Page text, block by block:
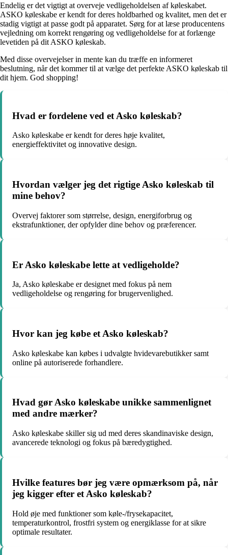
Endelig er det vigtigt at overveje vedligeholdelsen af køleskabet.
ASKO køleskabe er kendt for deres holdbarhed og kvalitet, men det er
stadig vigtigt at passe godt på apparatet. Sørg for at læse producentens
vejledning om korrekt rengøring og vedligeholdelse for at forlænge
levetiden på dit ASKO køleskab.
Med disse overvejelser in mente kan du træffe en informeret
beslutning, når det kommer til at vælge det perfekte ASKO køleskab til
dit hjem. God shopping!
Hvad er fordelene ved et Asko køleskab?
Asko køleskabe er kendt for deres høje kvalitet,
energieffektivitet og innovative design.
Hvordan vælger jeg det rigtige Asko køleskab til
mine behov?
Overvej faktorer som størrelse, design, energiforbrug og
ekstrafunktioner, der opfylder dine behov og præferencer.
Er Asko køleskabe lette at vedligeholde?
Ja, Asko køleskabe er designet med fokus på nem
vedligeholdelse og rengøring for brugervenlighed.
Hvor kan jeg købe et Asko køleskab?
Asko køleskabe kan købes i udvalgte hvidevarebutikker samt
online på autoriserede forhandlere.
Hvad gør Asko køleskabe unikke sammenlignet
med andre mærker?
Asko køleskabe skiller sig ud med deres skandinaviske design,
avancerede teknologi og fokus på bæredygtighed.
Hvilke features bør jeg være opmærksom på, når
jeg kigger efter et Asko køleskab?
Hold øje med funktioner som køle-/frysekapacitet,
temperaturkontrol, frostfri system og energiklasse for at sikre
optimale resultater.